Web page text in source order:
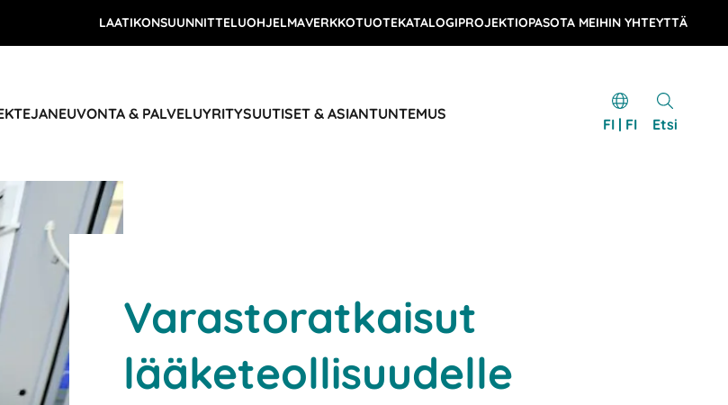
LAATIKONSUUNNITTELUOHJELMAVERKKOTUOTEKATALOGIPROJEKTIOPASOTA MEIHIN YHTEYTTÄ
NEUVONTA & PALVELUYRITYSUUTISET & ASIANTUNTEMUS
FI | FI Etsi
Varastoratkaisut
lääketeollisuudelle